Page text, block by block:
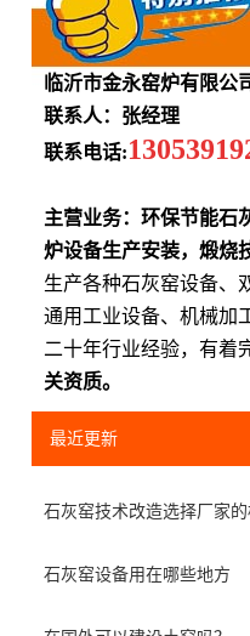
临沂市金永窑炉有限公
联系人：张经理
联系电话:
主营业务：环保节能石
炉设备生产安装，煅烧
生产各种石灰窑设备、
通用工业设备、机械加
二十年行业经验，有着
关资质。
最近更新
石灰窑技术改造选择厂家
石灰窑设备用在哪些地方